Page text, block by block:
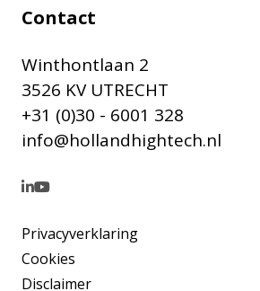
Contact
Winthontlaan 2
3526 KV UTRECHT
+31 (0)30 - 6001 328
info@hollandhightech.nl
Privacyverklaring
Cookies
Disclaimer